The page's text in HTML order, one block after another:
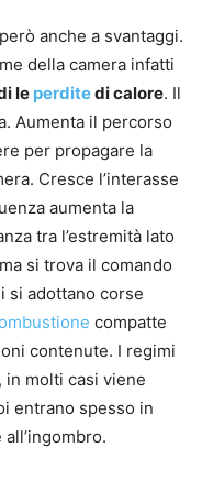
anche a svantaggi.
della camera infatti
le perditedi calore. Il
Aumenta il percorso
per propagare la
Cresce l’interasse
aumenta la
tra l’estremità lato
si trova il comando
si adottano corse
compatte
contenute. I regimi
molti casi viene
entrano spesso in